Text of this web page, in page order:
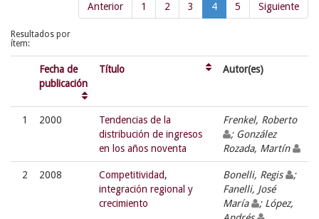
Anterior 1 2 3 4 5 Siguiente
Resultados por
ítem:
Fecha de
publicación
Título Autor(es)
1 2000
Tendencias de la
distribución de ingresos
en los años noventa
Frenkel, Roberto
; González
Rozada, Martín
2 2008
Competitividad,
integración regional y
crecimiento
Bonelli, Regis
;
Fanelli, José
María
; López,